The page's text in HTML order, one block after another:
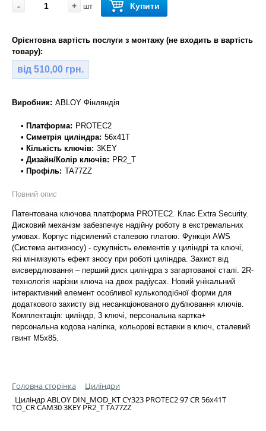
- + шт Купити
Орієнтовна вартість послуги з монтажу (не входить в вартість
товару):
від 510,00 грн.
Виробник: ABLOY Фінляндія
• Платформа: PROTEC2
• Симетрія циліндра: 56x41T
• Кількість ключів: 3KEY
• Дизайн/Колір ключів: PR2_T
• Профіль: TA77ZZ
Повний опис
Патентована ключова платформа PROTEC2. Клас Extra Security.
Дисковий механізм забезпечує надійну роботу в екстремальних
умовах. Корпус підсилений сталевою платою. Функція AWS
(Система антизносу) - сукупність елементів у циліндрі та ключі,
які мінімізують ефект зносу при роботі циліндра. Захист від
висвердлювання – перший диск циліндра з загартованої сталі. 2R-
технологія нарізки ключа на двох радіусах. Новий унікальний
інтерактивний елемент особливої кулькоподібної форми для
додаткового захисту від несанкціонованого дублювання ключів.
Комплектація: циліндр, 3 ключі, персональна картка+
персональна кодова наліпка, кольорові вставки в ключ, сталевий
гвинт М5х85.
Головна сторінка
Циліндри
Циліндр ABLOY DIN_MOD_KT CY323 PROTEC2 97 CR 56x41T
TO_CR CAM30 3KEY PR2_T TA77ZZ